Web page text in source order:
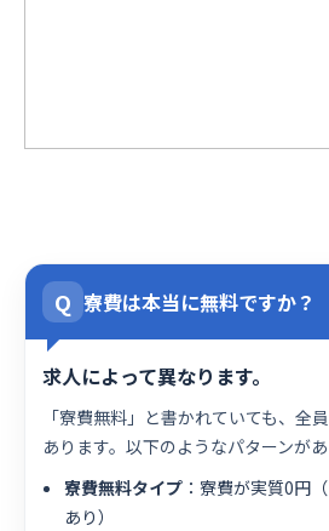
Q 寮費は本当に無料ですか？
求人によって異なります。
「寮費無料」と書かれていても、全
あります。以下のようなパターンがあ
寮費無料タイプ ：寮費が実質0円
あり）